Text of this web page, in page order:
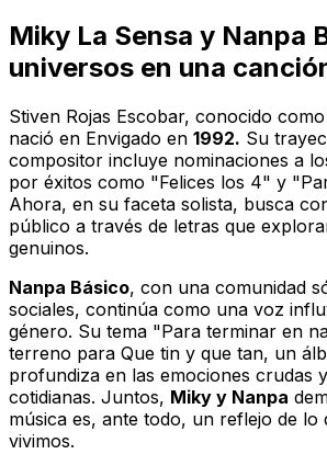
Miky La Sensa y Nanpa
universos en una
Stiven Rojas Escobar, conocido como
nació en Envigado en 1992. Su
compositor incluye nominaciones a
por éxitos como "Felices los 4" y
Ahora, en su faceta solista, busca
público a través de letras que
genuinos.
Nanpa Básico, con una comunidad
sociales, continúa como una voz
género. Su tema "Para terminar en
terreno para Que tin y que tan, un
profundiza en las emociones crudas
cotidianas. Juntos, Miky y Nanpa
música es, ante todo, un reflejo de lo
vivimos.